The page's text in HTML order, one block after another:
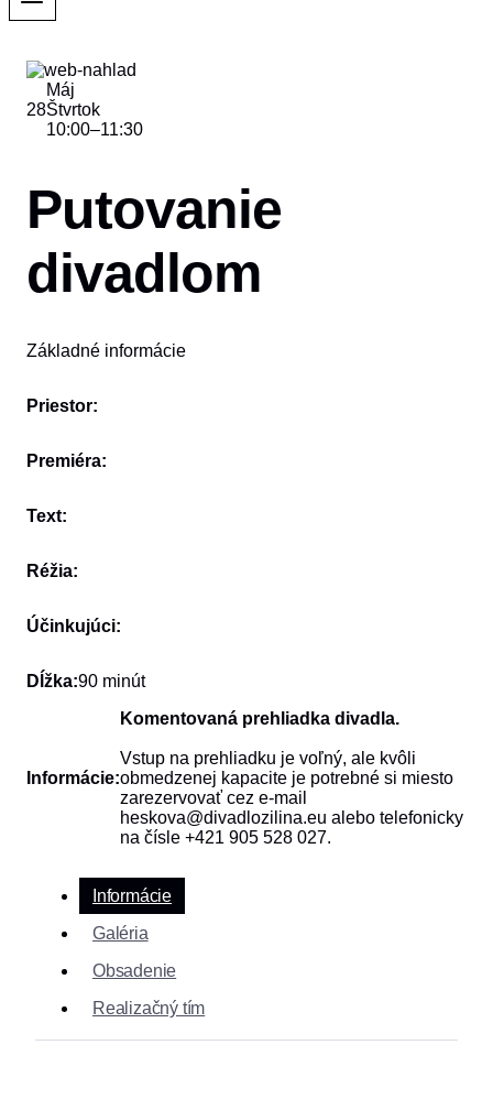
28
Máj
Štvrtok
10:00–11:30
Putovanie
divadlom
Základné informácie
Priestor:
Premiéra:
Text:
Réžia:
Účinkujúci:
Dĺžka:90 minút
Informácie:
Komentovaná prehliadka divadla.
Vstup na prehliadku je voľný, ale kvôli
obmedzenej kapacite je potrebné si miesto
zarezervovať cez e-mail
heskova@divadlozilina.eu alebo telefonicky
na čísle +421 905 528 027.
Informácie
Galéria
Obsadenie
Realizačný tím